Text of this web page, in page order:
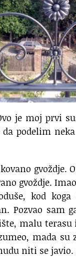
je moj prvi
podelim
gvoždje.
gvoždje.
kod
Pozvao sam
malu
mada
niti se javio.